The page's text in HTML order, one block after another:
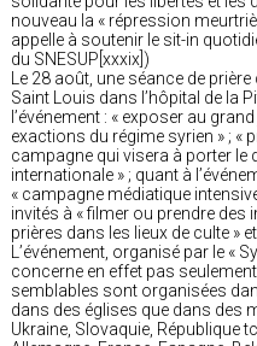
nouveau la « répression
appelle à soutenir le sit-in
du SNESUP[xxxix])
Le 28 août, une séance de
Saint Louis dans l’hôpital de la
l’événement : « exposer au
exactions du régime syrien » ; «
campagne qui visera à porter le
internationale » ; quant à
« campagne médiatique
invités à « filmer ou prendre
prières dans les lieux de culte »
L’événement, organisé par le «
concerne en effet pas
semblables sont organisées
dans des églises que dans des
Ukraine, Slovaquie, République